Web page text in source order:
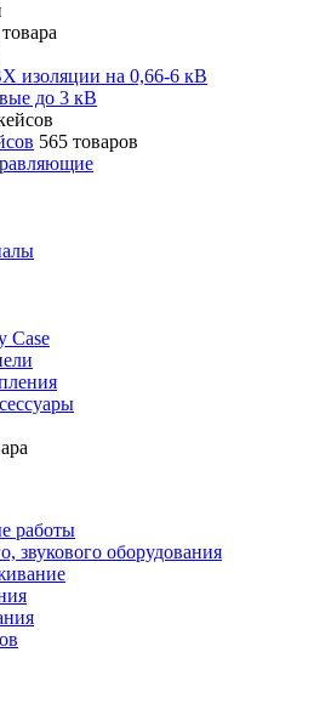
изоляции на 0,66-6 кВ
до 3 кВ
565 товаров
Case
работы
звукового оборудования